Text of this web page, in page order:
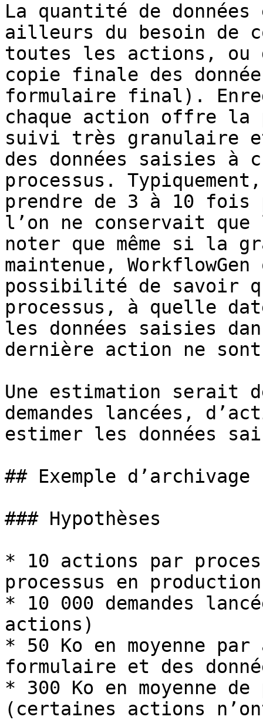
La quantité de
ailleurs du besoin de
toutes les actions, ou
copie finale des
formulaire final).
chaque action offre
suivi très granulaire et
des données saisies à
processus.
prendre de 3 à 10 fois
l’on ne conservait
noter que même si la
maintenue,
possibilité de savoir
processus, à quelle
les données saisies
dernière action ne
Une estimation serait
demandes lancées,
estimer les données
## Exemple d’archivage
### Hypothèses
* 10 actions par
processus en production
* 10 000 demandes
actions)
* 50 Ko en moyenne
formulaire et des
* 300 Ko en moyenne
(certaines actions